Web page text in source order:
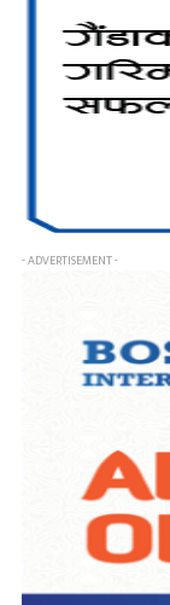
- ADVERTISEMENT -